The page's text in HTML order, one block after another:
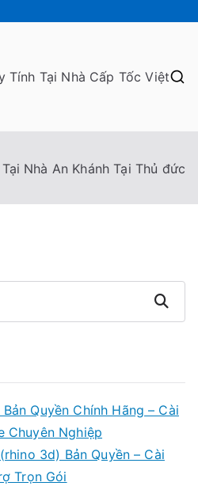
Tính Tại Nhà Cấp Tốc Việt
Nhà An Khánh Tại Thủ đức
Tìm
kiếm
Quyền Chính Hãng – Cài
Chuyên Nghiệp
3d) Bản Quyền – Cài
Trọn Gói